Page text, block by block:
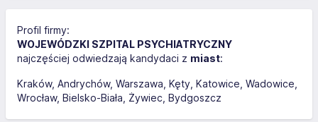
Profil firmy:
WOJEWÓDZKI SZPITAL PSYCHIATRYCZNY
najczęściej odwiedzają kandydaci z miast:
Kraków Andrychów Warszawa Kęty Katowice Wadowice
Wrocław Bielsko-Biała Żywiec Bydgoszcz